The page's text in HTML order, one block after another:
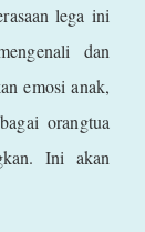
lega ini
dan
emosi anak,
orangtua
Ini akan